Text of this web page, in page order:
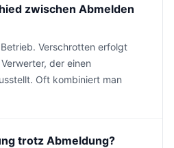
zwischen Abmelden
Verschrotten erfolgt
der einen
Oft kombiniert man
trotz Abmeldung?